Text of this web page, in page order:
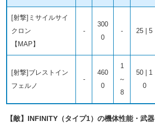
[射撃]ミサイルサイ
クロン
【MAP】
-
300
0
- 25 | 5
[射撃]ブレストイン
フェルノ
-
460
0
1
～
8
50 | 1
0
【敵】INFINITY（タイプ1）の機体性能・武器